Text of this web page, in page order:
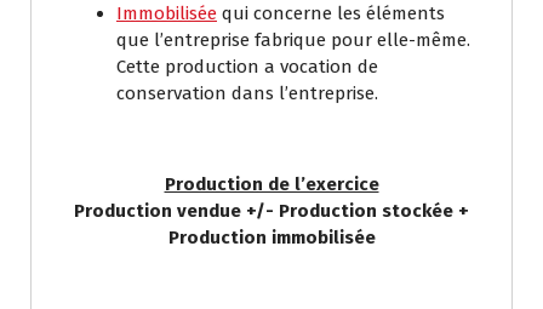
Immobilisée qui concerne les éléments
que l’entreprise fabrique pour elle-même.
Cette production a vocation de
conservation dans l’entreprise.
Production de l’exercice
Production vendue +/- Production stockée +
Production immobilisée